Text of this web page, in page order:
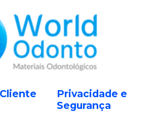
Privacidade e
Segurança